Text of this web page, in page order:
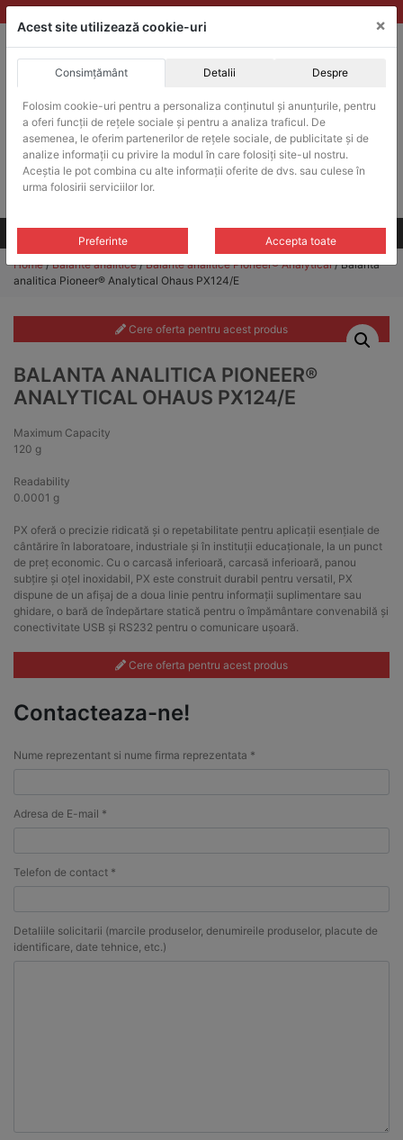
Skip
to
ACHIZITII PUBLICE
Produsele pot fi achizitionate si in sistemul SEAP / SICAP
Products
search
CAUTARE
Toate produsele
Home/Balante analitice/Balante analitice Pioneer® Analytical/ Balanta
analitica Pioneer® Analytical Ohaus PX124/E
Cere oferta pentru acest produs
BALANTA ANALITICA PIONEER®
ANALYTICAL OHAUS PX124/E
Maximum Capacity
120 g
Readability
0.0001 g
PX oferă o precizie ridicată și o repetabilitate pentru aplicații esențiale de
cântărire în laboratoare, industriale și în instituții educaționale, la un punct
de preț economic. Cu o carcasă inferioară, carcasă inferioară, panou
subțire și oțel inoxidabil, PX este construit durabil pentru versatil, PX
dispune de un afișaj de a doua linie pentru informații suplimentare sau
ghidare, o bară de îndepărtare statică pentru o împământare convenabilă și
conectivitate USB și RS232 pentru o comunicare ușoară.
Cere oferta pentru acest produs
Contacteaza-ne!
Nume reprezentant si nume firma reprezentata *
Adresa de E-mail *
Telefon de contact *
Detaliile solicitarii (marcile produselor, denumireile produselor, placute de
identificare, date tehnice, etc.)
Acest site utilizează cookie-uri ×
Consimțământ Detalii Despre
Folosim cookie-uri pentru a personaliza conținutul și anunțurile, pentru
a oferi funcții de rețele sociale și pentru a analiza traficul. De
asemenea, le oferim partenerilor de rețele sociale, de publicitate și de
analize informații cu privire la modul în care folosiți site-ul nostru.
Aceștia le pot combina cu alte informații oferite de dvs. sau culese în
urma folosirii serviciilor lor.
Preferinte Accepta toate